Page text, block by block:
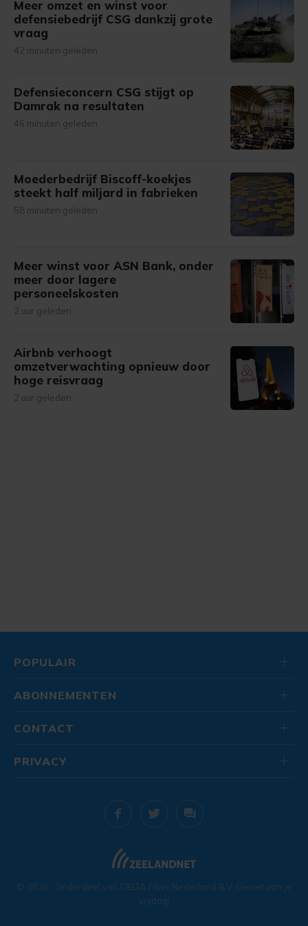
Meer omzet en winst voor
defensiebedrijf CSG dankzij grote
vraag
42 minuten geleden
Defensieconcern CSG stijgt op
Damrak na resultaten
46 minuten geleden
Moederbedrijf Biscoff-koekjes
steekt half miljard in fabrieken
58 minuten geleden
Meer winst voor ASN Bank, onder
meer door lagere
personeelskosten
2 uur geleden
Airbnb verhoogt
omzetverwachting opnieuw door
hoge reisvraag
2 uur geleden
POPULAIR
ABONNEMENTEN
CONTACT
© 2026 . Onderdeel van DELTA Fiber Nederland B.V. Geniet van je
vrijdag!
PRIVACY